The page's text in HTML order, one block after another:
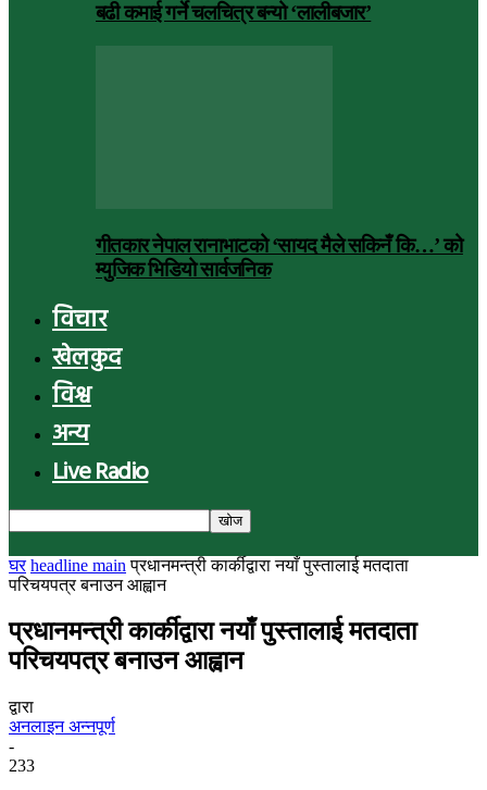
बढी कमाई गर्ने चलचित्र बन्यो ‘लालीबजार’
गीतकार नेपाल रानाभाटको ‘सायद मैले सकिनँ कि…’ को
म्युजिक भिडियो सार्वजनिक
विचार
खेलकुद
विश्व
अन्य
Live Radio
घर headline main प्रधानमन्त्री कार्कीद्वारा नयाँ पुस्तालाई मतदाता
परिचयपत्र बनाउन आह्वान
प्रधानमन्त्री कार्कीद्वारा नयाँ पुस्तालाई मतदाता
परिचयपत्र बनाउन आह्वान
द्वारा
अनलाइन अन्नपूर्ण
-
233